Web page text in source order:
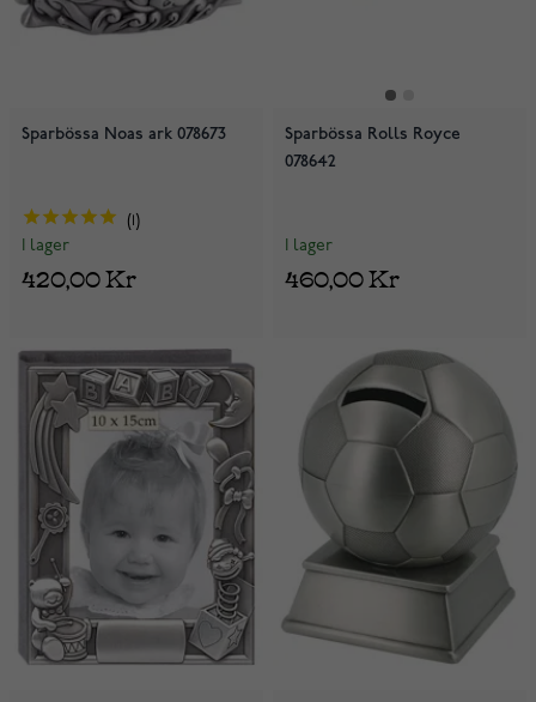
Sparbössa Noas ark 078673
I lager
420,00 Kr
Sparbössa Rolls Royce
078642
I lager
460,00 Kr